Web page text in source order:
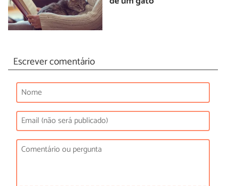
Escrever comentário